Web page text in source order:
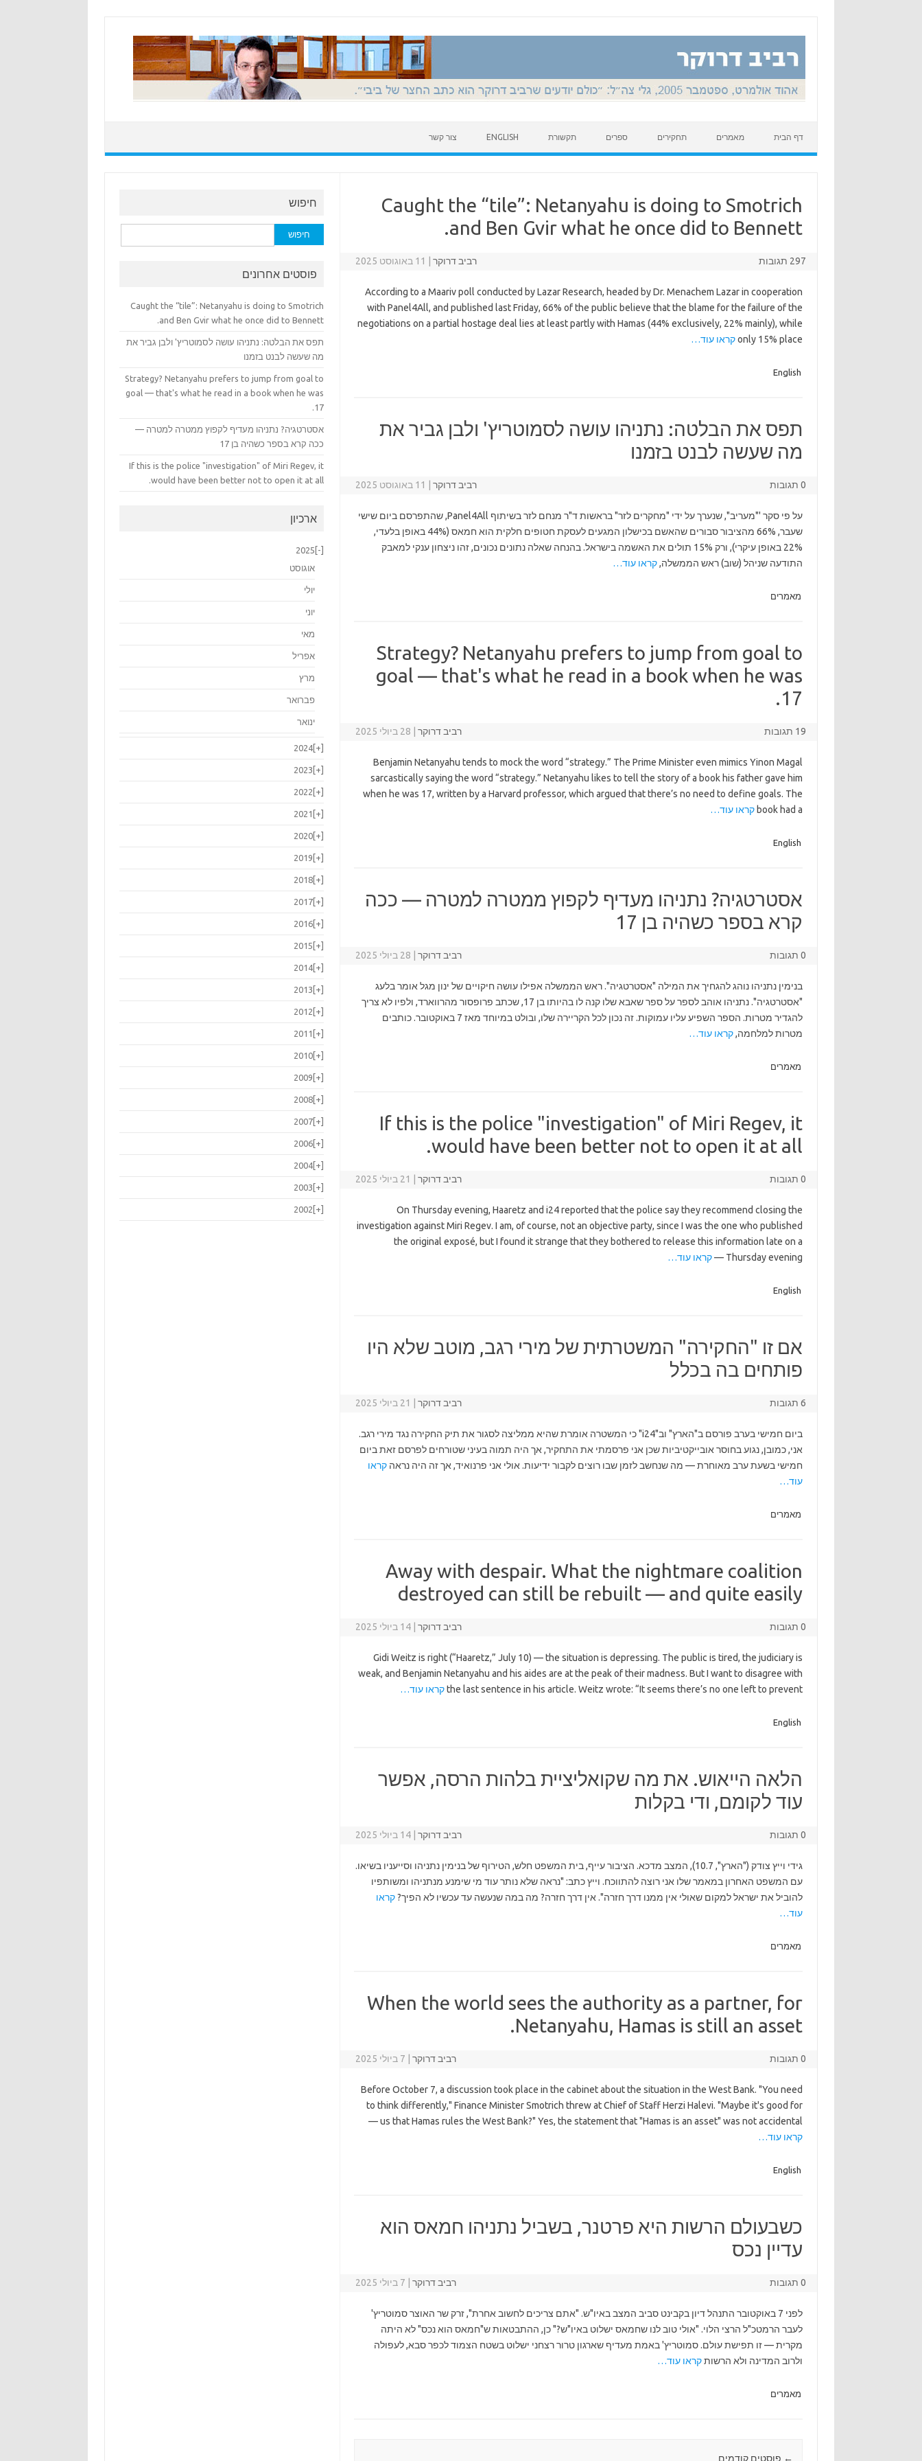
דף הבית מאמרים תחקירים ספרים תקשורת ENGLISH צור קשר
Caught the “tile”: Netanyahu is doing to Smotrich
and Ben Gvir what he once did to Bennett.
רביב דרוקר 11 באוגוסט 2025 297 תגובות
According to a Maariv poll conducted by Lazar Research, headed by Dr. Menachem Lazar in cooperation
with Panel4All, and published last Friday, 66% of the public believe that the blame for the failure of the
negotiations on a partial hostage deal lies at least partly with Hamas (44% exclusively, 22% mainly), while
only 15% place קראו עוד…
English
תפס את הבלטה: נתניהו עושה לסמוטריץ' ולבן גביר את
מה שעשה לבנט בזמנו
רביב דרוקר 11 באוגוסט 2025 0 תגובות
על פי סקר '"מעריב", שנערך על ידי "מחקרים לזר" בראשות ד"ר מנחם לזר בשיתוף Panel4All, שהתפרסם ביום שישי
שעבר, 66% מהציבור סבורים שהאשם בכישלון המגעים לעסקת חטופים חלקית הוא חמאס (44% באופן בלעדי,
22% באופן עיקרי), ורק 15% תולים את האשמה בישראל. בהנחה שאלה נתונים נכונים, זהו ניצחון ענקי למאבק
התודעה שניהל (שוב) ראש הממשלה,קראו עוד…
מאמרים
Strategy? Netanyahu prefers to jump from goal to
goal — that's what he read in a book when he was
17.
רביב דרוקר 28 ביולי 2025 19 תגובות
Benjamin Netanyahu tends to mock the word “strategy.” The Prime Minister even mimics Yinon Magal
sarcastically saying the word “strategy.” Netanyahu likes to tell the story of a book his father gave him
when he was 17, written by a Harvard professor, which argued that there’s no need to define goals. The
book had a קראו עוד…
English
אסטרטגיה? נתניהו מעדיף לקפוץ ממטרה למטרה — ככה
קרא בספר כשהיה בן 17
רביב דרוקר 28 ביולי 2025 0 תגובות
בנימין נתניהו נוהג להגחיך את המילה "אסטרטגיה". ראש הממשלה אפילו עושה חיקויים של ינון מגל אומר בלעג
"אסטרטגיה". נתניהו אוהב לספר על ספר שאבא שלו קנה לו בהיותו בן 17, שכתב פרופסור מהרווארד, ולפיו לא צריך
להגדיר מטרות. הספר השפיע עליו עמוקות. זה נכון לכל הקריירה שלו, ובולט במיוחד מאז 7 באוקטובר. כותבים
מטרות למלחמה,קראו עוד…
מאמרים
If this is the police "investigation" of Miri Regev, it
would have been better not to open it at all.
רביב דרוקר 21 ביולי 2025 0 תגובות
On Thursday evening, Haaretz and i24 reported that the police say they recommend closing the
investigation against Miri Regev. I am, of course, not an objective party, since I was the one who published
the original exposé, but I found it strange that they bothered to release this information late on a
Thursday evening —
קראו עוד…
English
אם זו "החקירה" המשטרתית של מירי רגב, מוטב שלא היו
פותחים בה בכלל
רביב דרוקר 21 ביולי 2025 6 תגובות
ביום חמישי בערב פורסם ב"הארץ" וב"i24" כי המשטרה אומרת שהיא ממליצה לסגור את תיק החקירה נגד מירי רגב.
אני, כמובן, נגוע בחוסר אובייקטיביות שכן אני פרסמתי את התחקיר, אך היה תמוה בעיני שטורחים לפרסם זאת ביום
חמישי בשעת ערב מאוחרת — מה שנחשב לזמן שבו רוצים לקבור ידיעות. אולי אני פרנואיד, אך זה היה נראה קראו
עוד…
מאמרים
Away with despair. What the nightmare coalition
destroyed can still be rebuilt — and quite easily
רביב דרוקר 14 ביולי 2025 0 תגובות
Gidi Weitz is right (“Haaretz,” July 10) — the situation is depressing. The public is tired, the judiciary is
weak, and Benjamin Netanyahu and his aides are at the peak of their madness. But I want to disagree with
the last sentence in his article. Weitz wrote: “It seems there’s no one left to prevent קראו עוד…
English
הלאה הייאוש. את מה שקואליציית בלהות הרסה, אפשר
עוד לקומם, ודי בקלות
רביב דרוקר 14 ביולי 2025 0 תגובות
גידי וייץ צודק ("הארץ", 10.7), המצב מדכא. הציבור עייף, בית המשפט חלש, הטירוף של בנימין נתניהו וסייעניו בשיאו.
עם המשפט האחרון במאמר שלו אני רוצה להתווכח. וייץ כתב: "נראה שלא נותר עוד מי שימנע מנתניהו ומשותפיו
להוביל את ישראל למקום שאולי אין ממנו דרך חזרה". אין דרך חזרה? מה במה שנעשה עד עכשיו לא הפיך?קראו
עוד…
מאמרים
When the world sees the authority as a partner, for
Netanyahu, Hamas is still an asset.
רביב דרוקר 7 ביולי 2025 0 תגובות
Before October 7, a discussion took place in the cabinet about the situation in the West Bank. "You need
to think differently," Finance Minister Smotrich threw at Chief of Staff Herzi Halevi. "Maybe it's good for
us that Hamas rules the West Bank?" Yes, the statement that "Hamas is an asset" was not accidental —
קראו עוד…
English
כשבעולם הרשות היא פרטנר, בשביל נתניהו חמאס הוא
עדיין נכס
רביב דרוקר 7 ביולי 2025 0 תגובות
לפני 7 באוקטובר התנהל דיון בקבינט סביב המצב באיו"ש. "אתם צריכים לחשוב אחרת", זרק שר האוצר סמוטריץ'
לעבר הרמטכ"ל הרצי הלוי. "אולי טוב לנו שחמאס ישלוט באיו"ש?" כן, ההתבטאות ש"חמאס הוא נכס" לא היתה
מקרית — זו תפישת עולם. סמוטריץ' באמת מעדיף שארגון טרור רצחני ישלוט בשטח הצמוד לכפר סבא, לעפולה
ולרוב המדינה ולא הרשותקראו עוד…
מאמרים
Post navigation
← פוסטים קודמים
חיפוש
חיפוש:
פוסטים אחרונים
Caught the “tile”: Netanyahu is doing to Smotrich
and Ben Gvir what he once did to Bennett.
תפס את הבלטה: נתניהו עושה לסמוטריץ' ולבן גביר את
מה שעשה לבנט בזמנו
Strategy? Netanyahu prefers to jump from goal to
goal — that's what he read in a book when he was
17.
אסטרטגיה? נתניהו מעדיף לקפוץ ממטרה למטרה —
ככה קרא בספר כשהיה בן 17
If this is the police "investigation" of Miri Regev, it
would have been better not to open it at all.
ארכיון
[-]
2025
אוגוסט
יולי
יוני
מאי
אפריל
מרץ
פברואר
ינואר
[+]
2024
[+]
2023
[+]
2022
[+]
2021
[+]
2020
[+]
2019
[+]
2018
[+]
2017
[+]
2016
[+]
2015
[+]
2014
[+]
2013
[+]
2012
[+]
2011
[+]
2010
[+]
2009
[+]
2008
[+]
2007
[+]
2006
[+]
2004
[+]
2003
[+]
2002